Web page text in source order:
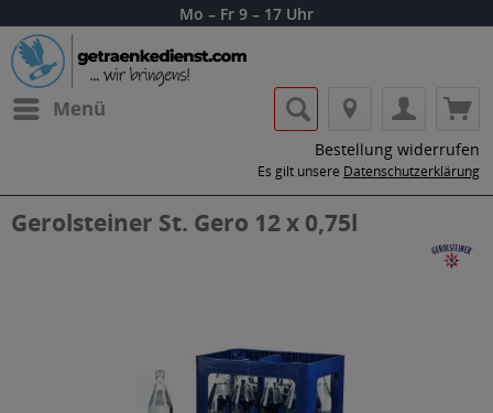
Mo – Fr 9 – 17 Uhr
Menü
Bestellung widerrufen
Es gilt unsere Datenschutzerklärung
Gerolsteiner St. Gero 12 x 0,75l